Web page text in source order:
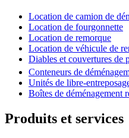
Location de camion de
Location de fourgonnette
Location de remorque
Location de véhicule de
Diables et couvertures de
Conteneurs de
Unités de libre-
Boîtes de déménagement
Produits et services